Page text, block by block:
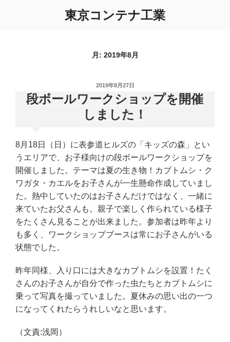
東京コンテナ工業
月: 2019年8月
投
日:
2019年8月27日
段ボールワークショップを開催
しました！
8月18日（日）に表参道ヒルズの「キッズの森」とい
うエリアで、お子様向けの段ボールワークショップを
開催しました。テーマは夏の生き物！カブトムシ・ク
ワガタ・カエルをお子さんが一生懸命作成していまし
た。熱中していたのはお子さんだけではなく、一緒に
来ていたお父さんも。親子で楽しく作られている様子
をたくさん見ることが出来ました。参加者は昨年より
も多く、ワークショップブースは常にお子さんがいる
状態でした。
昨年同様、入り口には大きなカブトムシを設置！たく
さんのお子さんが自分で作った虫たちとカブトムシに
乗って写真を撮っていました。夏休みの思い出の一つ
になってくれたらうれしいなと思います。
（文責:浅岡）